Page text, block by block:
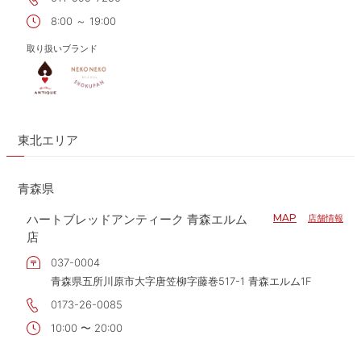
8:00 ～ 19:00
取り扱いブランド
東北エリア
青森県
ハートブレッドアンティーク 青森エルム
店
MAP 店舗情報
037-0004
青森県五所川原市大字唐笠柳字藤巻517-1 青森エルム1F
0173-26-0085
10:00 〜 20:00